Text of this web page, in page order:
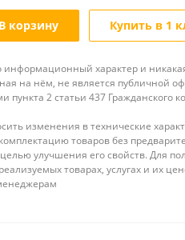
В корзину Купить в 1
информационный характер и
на нём, не является публичной
2 статьи 437 Гражданского
изменения в технические
товаров без
улучшения его свойств. Для
товарах, услугах и их